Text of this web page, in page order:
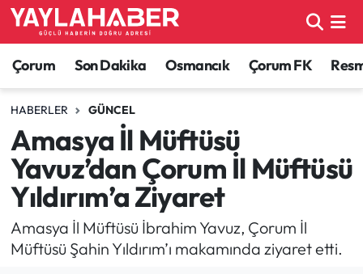
Çorum Son Dakika Osmancık Çorum FK
HABERLER GÜNCEL
Amasya İl Müftüsü
Yavuz’dan Çorum İl Müftüsü
Yıldırım’a Ziyaret
Amasya İl Müftüsü İbrahim Yavuz, Çorum İl
Müftüsü Şahin Yıldırım’ı makamında ziyaret etti.
Alaca Haberleri
Bayat Haberleri
Bilgi - Keşfet Haberleri
Bilim ve Teknoloji
Boğazkale Haberleri
Çorum Nöbetçi Eczaneler
Çorum Hava Durumu
Çorum Namaz Vakitleri
Çorum Trafik Yoğunluk Haritası
TFF 1.Lig Puan Durumu ve Fikstür